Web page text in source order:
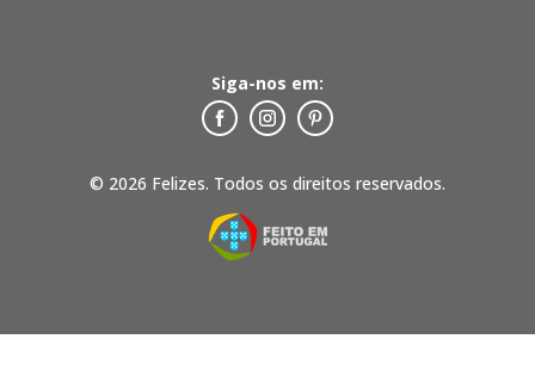
© 2026 Felizes. Todos os direitos reservados.
Siga-nos em: